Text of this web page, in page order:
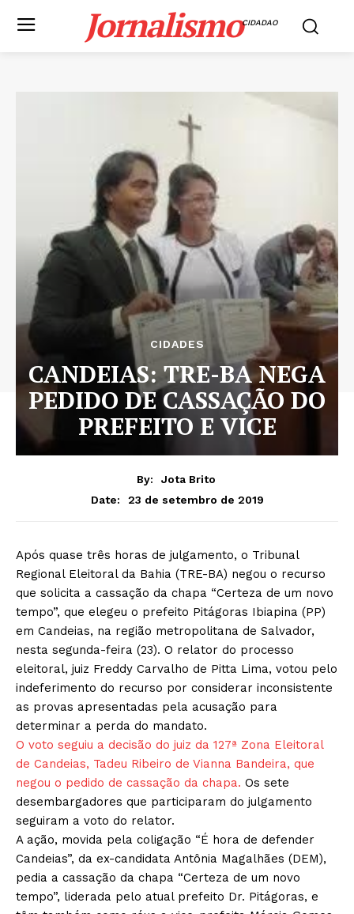
JornalismoCIDADAO
CIDADES
CANDEIAS: TRE-BA NEGA
PEDIDO DE CASSAÇÃO DO
PREFEITO E VICE
By:
Jota Brito
Date:
23 de setembro de 2019
Após quase três horas de julgamento, o Tribunal
Regional Eleitoral da Bahia (TRE-BA) negou o recurso
que solicita a cassação da chapa “Certeza de um novo
tempo”, que elegeu o prefeito Pitágoras Ibiapina (PP)
em Candeias, na região metropolitana de Salvador,
nesta segunda-feira (23). O relator do processo
eleitoral, juiz Freddy Carvalho de Pitta Lima, votou pelo
indeferimento do recurso por considerar inconsistente
as provas apresentadas pela acusação para
determinar a perda do mandato.
O voto seguiu a decisão do juiz da 127ª Zona Eleitoral
de Candeias, Tadeu Ribeiro de Vianna Bandeira, que
negou o pedido de cassação da chapa. Os sete
desembargadores que participaram do julgamento
seguiram a voto do relator.
A ação, movida pela coligação “É hora de defender
Candeias”, da ex-candidata Antônia Magalhães (DEM),
pedia a cassação da chapa “Certeza de um novo
tempo”, liderada pelo atual prefeito Dr. Pitágoras, e